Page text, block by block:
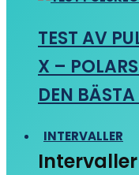
TEST AV
X –
DEN
INTERVALLER
Intervaller